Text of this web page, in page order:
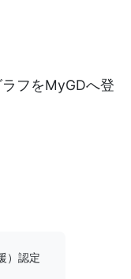
フをMyGDへ登
）認定